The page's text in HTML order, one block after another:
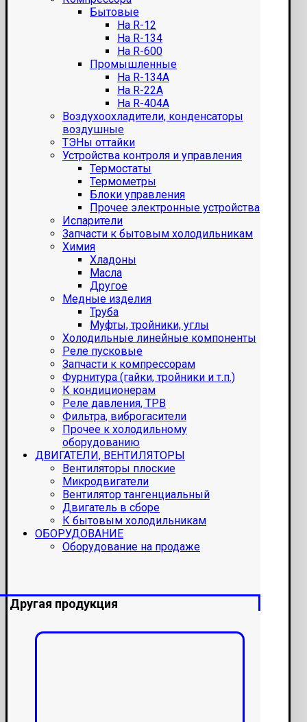
Бытовые
На R-12
На R-134
На R-600
Промышленные
На R-134A
На R-22A
На R-404A
Воздухоохладители, конденсаторы
воздушные
ТЭНы оттайки
Устройства контроля и управления
Термостаты
Термометры
Блоки управления
Прочее электронные устройства
Испарители
Запчасти к бытовым холодильникам
Химия
Хладоны
Масла
Другое
Медные изделия
Труба
Муфты, тройники, углы
Холодильные линейные компоненты
Реле пусковые
Запчасти к компрессорам
Фурнитура (гайки, тройники и т.п.)
К кондиционерам
Реле давления, ТРВ
Фильтра, виброгасители
Прочее к холодильному
оборудованию
ДВИГАТЕЛИ, ВЕНТИЛЯТОРЫ
Вентиляторы плоские
Микродвигатели
Вентилятор тангенциальный
Двигатель в сборе
К бытовым холодильникам
ОБОРУДОВАНИЕ
Оборудование на продаже
Другая продукция